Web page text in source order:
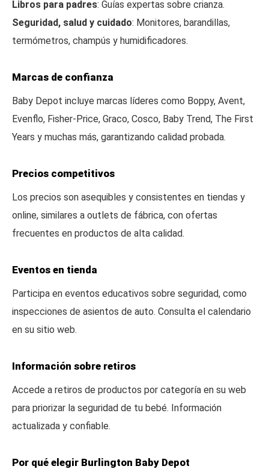
Libros para padres: Guías expertas sobre crianza.
Seguridad, salud y cuidado: Monitores, barandillas,
termómetros, champús y humidificadores.
Marcas de confianza
Baby Depot incluye marcas líderes como Boppy, Avent,
Evenflo, Fisher-Price, Graco, Cosco, Baby Trend, The First
Years y muchas más, garantizando calidad probada.
Precios competitivos
Los precios son asequibles y consistentes en tiendas y
online, similares a outlets de fábrica, con ofertas
frecuentes en productos de alta calidad.
Eventos en tienda
Participa en eventos educativos sobre seguridad, como
inspecciones de asientos de auto. Consulta el calendario
en su sitio web.
Información sobre retiros
Accede a retiros de productos por categoría en su web
para priorizar la seguridad de tu bebé. Información
actualizada y confiable.
Por qué elegir Burlington Baby Depot